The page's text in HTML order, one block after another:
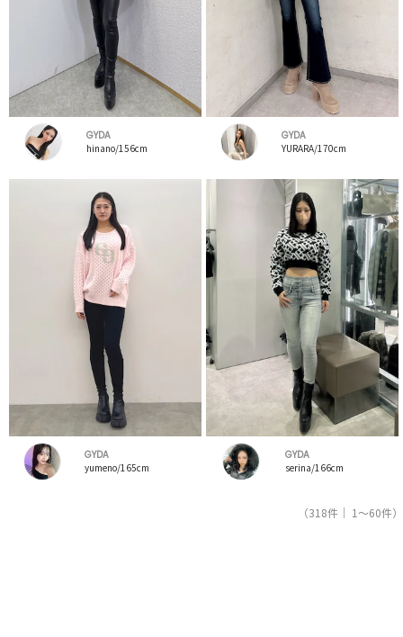
GYDA
hinano/156cm
GYDA
YURARA/170cm
GYDA
yumeno/165cm
GYDA
serina/166cm
（318件｜ 1～60件）